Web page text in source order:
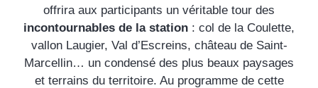
offrira aux participants un véritable tour des
incontournables de la station : col de la Coulette,
vallon Laugier, Val d’Escreins, château de Saint-
Marcellin… un condensé des plus beaux paysages
et terrains du territoire. Au programme de cette